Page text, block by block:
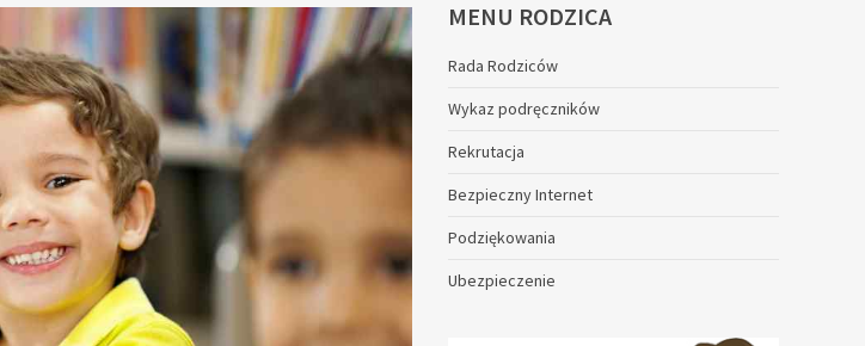
MENU RODZICA
Rada Rodziców
Wykaz podręczników
Rekrutacja
Bezpieczny Internet
Podziękowania
Ubezpieczenie